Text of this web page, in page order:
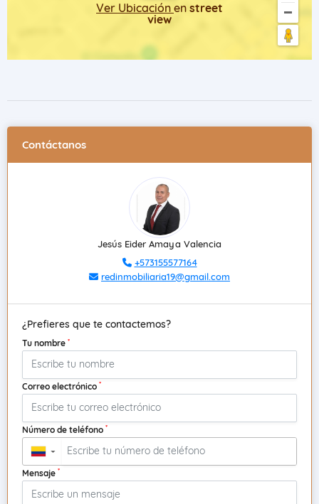
Ver Ubicación en street
view
Contáctanos
Jesús Eider Amaya Valencia
+573155577164
redinmobiliaria19@gmail.com
¿Prefieres que te contactemos?
Tu nombre *
Correo electrónico *
Número de teléfono *
▼
Mensaje *